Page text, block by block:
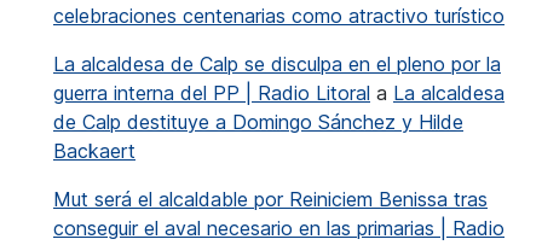
celebraciones centenarias como atractivo turístico
La alcaldesa de Calp se disculpa en el pleno por la
guerra interna del PP | Radio Litoral a La alcaldesa
de Calp destituye a Domingo Sánchez y Hilde
Backaert
Mut será el alcaldable por Reiniciem Benissa tras
conseguir el aval necesario en las primarias | Radio